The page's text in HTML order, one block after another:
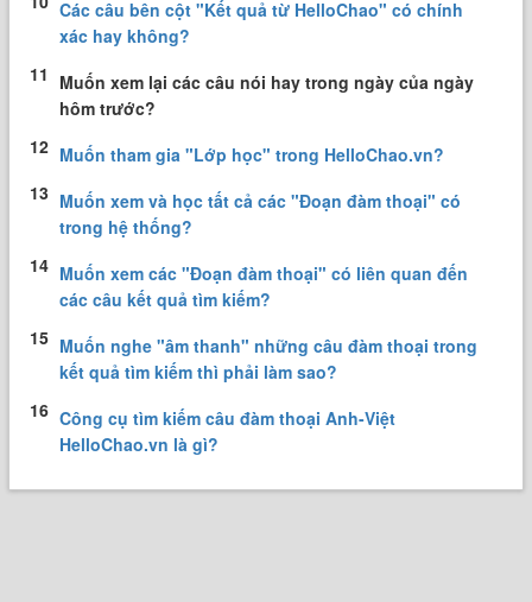
Các câu bên cột "Kết quả từ HelloChao" có chính
xác hay không?
11 Muốn xem lại các câu nói hay trong ngày của ngày
hôm trước?
12 Muốn tham gia "Lớp học" trong HelloChao.vn?
13 Muốn xem và học tất cả các "Đoạn đàm thoại" có
trong hệ thống?
14 Muốn xem các "Đoạn đàm thoại" có liên quan đến
các câu kết quả tìm kiếm?
15 Muốn nghe "âm thanh" những câu đàm thoại trong
kết quả tìm kiếm thì phải làm sao?
16 Công cụ tìm kiếm câu đàm thoại Anh-Việt
HelloChao.vn là gì?